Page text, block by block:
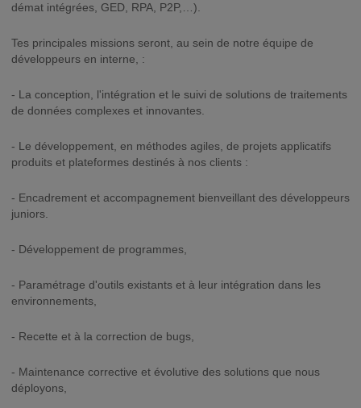
démat intégrées, GED, RPA, P2P,…).
Tes principales missions seront, au sein de notre équipe de
développeurs en interne, :
- La conception, l'intégration et le suivi de solutions de traitements
de données complexes et innovantes.
- Le développement, en méthodes agiles, de projets applicatifs
produits et plateformes destinés à nos clients :
- Encadrement et accompagnement bienveillant des développeurs
juniors.
- Développement de programmes,
- Paramétrage d'outils existants et à leur intégration dans les
environnements,
- Recette et à la correction de bugs,
- Maintenance corrective et évolutive des solutions que nous
déployons,